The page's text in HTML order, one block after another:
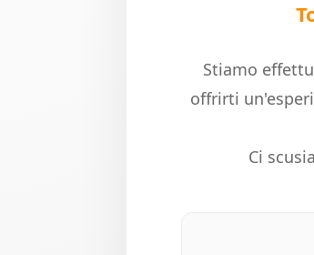
Stiamo
offrirti
Ci